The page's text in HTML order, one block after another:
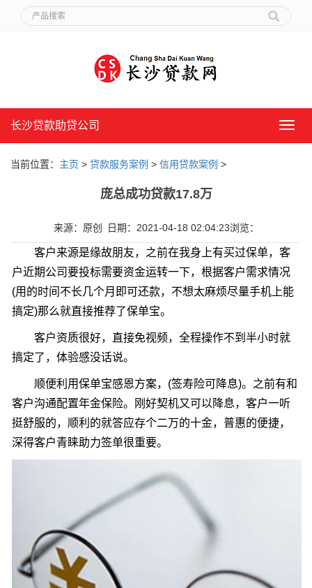
长
长沙贷款助贷公司
当前位置： 主页 > 贷款服务案例 > 信用贷款案例 >
庞总成功贷款17.8万
来源：原创 日期：2021-04-18 02:04:23浏览：
客户来源是缘故朋友，之前在我身上有买过保单，客
户近期公司要投标需要资金运转一下，根据客户需求情况
(用的时间不长几个月即可还款，不想太麻烦尽量手机上能
搞定)那么就直接推荐了保单宝。
客户资质很好，直接免视频，全程操作不到半小时就
搞定了，体验感没话说。
顺便利用保单宝感恩方案，(签寿险可降息)。之前有和
客户沟通配置年金保险。刚好契机又可以降息，客户一听
挺舒服的，顺利的就答应存个二万的十金，普惠的便捷，
深得客户青睐助力签单很重要。